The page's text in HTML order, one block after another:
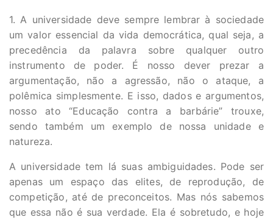
1. A universidade deve sempre lembrar à sociedade
um valor essencial da vida democrática, qual seja, a
precedência da palavra sobre qualquer outro
instrumento de poder. É nosso dever prezar a
argumentação, não a agressão, não o ataque, a
polêmica simplesmente. E isso, dados e argumentos,
nosso ato “Educação contra a barbárie” trouxe,
sendo também um exemplo de nossa unidade e
natureza.
A universidade tem lá suas ambiguidades. Pode ser
apenas um espaço das elites, de reprodução, de
competição, até de preconceitos. Mas nós sabemos
que essa não é sua verdade. Ela é sobretudo, e hoje